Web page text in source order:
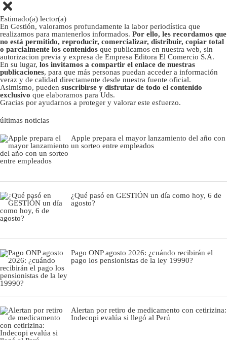
Estimado(a) lector(a)
En Gestión, valoramos profundamente la labor periodística que
realizamos para mantenerlos informados. Por ello, les recordamos que
no está permitido, reproducir, comercializar, distribuir, copiar total
o parcialmente los contenidos que publicamos en nuestra web, sin
autorizacion previa y expresa de Empresa Editora El Comercio S.A.
En su lugar, los invitamos a compartir el enlace de nuestras
publicaciones, para que más personas puedan acceder a información
veraz y de calidad directamente desde nuestra fuente oficial.
Asimismo, pueden suscribirse y disfrutar de todo el contenido
exclusivo que elaboramos para Uds.
Gracias por ayudarnos a proteger y valorar este esfuerzo.
últimas noticias
Apple prepara el mayor lanzamiento del año con
un sorteo entre empleados
¿Qué pasó en GESTIÓN un día como hoy, 6 de
agosto?
Pago ONP agosto 2026: ¿cuándo recibirán el
pago los pensionistas de la ley 19990?
Alertan por retiro de medicamento con cetirizina:
Indecopi evalúa si llegó al Perú